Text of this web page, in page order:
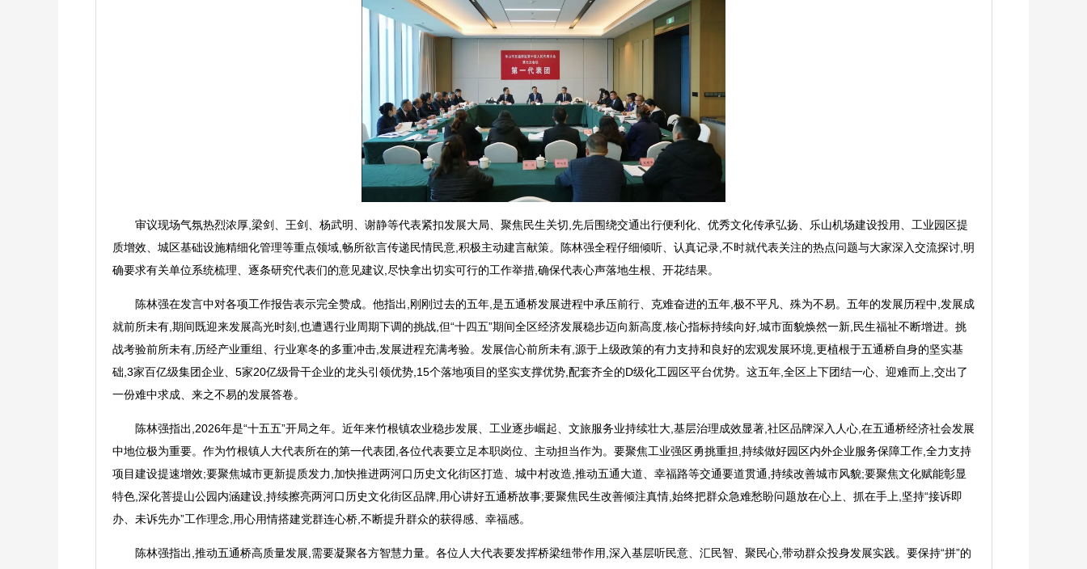
审议现场气氛热烈浓厚,梁剑、王剑、杨武明、谢静等代表紧扣发展大局、聚焦民生关切,先后围绕交通出行便利化、优秀文化传承弘扬、乐山机场建设投用、工业园区提
质增效、城区基础设施精细化管理等重点领域,畅所欲言传递民情民意,积极主动建言献策。陈林强全程仔细倾听、认真记录,不时就代表关注的热点问题与大家深入交流探讨,明
确要求有关单位系统梳理、逐条研究代表们的意见建议,尽快拿出切实可行的工作举措,确保代表心声落地生根、开花结果。
陈林强在发言中对各项工作报告表示完全赞成。他指出,刚刚过去的五年,是五通桥发展进程中承压前行、克难奋进的五年,极不平凡、殊为不易。五年的发展历程中,发展成
就前所未有,期间既迎来发展高光时刻,也遭遇行业周期下调的挑战,但“十四五”期间全区经济发展稳步迈向新高度,核心指标持续向好,城市面貌焕然一新,民生福祉不断增进。挑
战考验前所未有,历经产业重组、行业寒冬的多重冲击,发展进程充满考验。发展信心前所未有,源于上级政策的有力支持和良好的宏观发展环境,更植根于五通桥自身的坚实基
础,3家百亿级集团企业、5家20亿级骨干企业的龙头引领优势,15个落地项目的坚实支撑优势,配套齐全的D级化工园区平台优势。这五年,全区上下团结一心、迎难而上,交出了
一份难中求成、来之不易的发展答卷。
陈林强指出,2026年是“十五五”开局之年。近年来竹根镇农业稳步发展、工业逐步崛起、文旅服务业持续壮大,基层治理成效显著,社区品牌深入人心,在五通桥经济社会发展
中地位极为重要。作为竹根镇人大代表所在的第一代表团,各位代表要立足本职岗位、主动担当作为。要聚焦工业强区勇挑重担,持续做好园区内外企业服务保障工作,全力支持
项目建设提速增效;要聚焦城市更新提质发力,加快推进两河口历史文化街区打造、城中村改造,推动五通大道、幸福路等交通要道贯通,持续改善城市风貌;要聚焦文化赋能彰显
特色,深化菩提山公园内涵建设,持续擦亮两河口历史文化街区品牌,用心讲好五通桥故事;要聚焦民生改善倾注真情,始终把群众急难愁盼问题放在心上、抓在手上,坚持“接诉即
办、未诉先办”工作理念,用心用情搭建党群连心桥,不断提升群众的获得感、幸福感。
陈林强指出,推动五通桥高质量发展,需要凝聚各方智慧力量。各位人大代表要发挥桥梁纽带作用,深入基层听民意、汇民智、聚民心,带动群众投身发展实践。要保持“拼”的